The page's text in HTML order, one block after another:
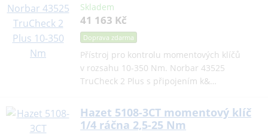
Skladem
41 163 Kč
Doprava zdarma
Přístroj pro kontrolu momentových klíčů
v rozsahu 10-350 Nm. Norbar 43525
TruCheck 2 Plus s připojením k&…
Hazet 5108-3CT momentový klíč
1/4 ráčna 2,5-25 Nm